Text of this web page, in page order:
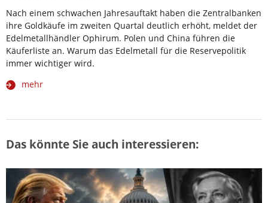
Nach einem schwachen Jahresauftakt haben die Zentralbanken
ihre Goldkäufe im zweiten Quartal deutlich erhöht, meldet der
Edelmetallhändler Ophirum. Polen und China führen die
Käuferliste an. Warum das Edelmetall für die Reservepolitik
immer wichtiger wird.
mehr
Das könnte Sie auch interessieren: